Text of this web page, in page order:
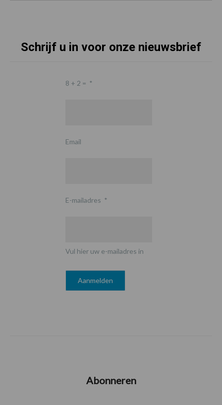
Schrijf u in voor onze nieuwsbrief
8 + 2 = *
Email
E-mailadres *
Vul hier uw e-mailadres in
Abonneren